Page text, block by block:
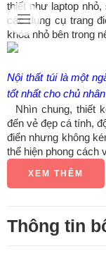
thiết như laptop
các dụng cụ trang
khóa nhỏ bên trong
Nội thất túi là một
tốt nhất cho chủ nhân
Nhìn chung, thiết
đến vẻ đẹp cá tính,
điển nhưng không
thể hiện phong cách
XEM THÊM
Thông tin